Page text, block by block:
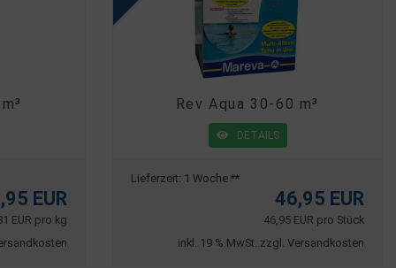
EUR
EUR pro kg
Rev Aqua 30-60 m³
DETAILS
Lieferzeit: 1 Woche **
46,95 EUR
46,95 EUR pro Stück
inkl. 19 % MwSt. zzgl. Versandkosten